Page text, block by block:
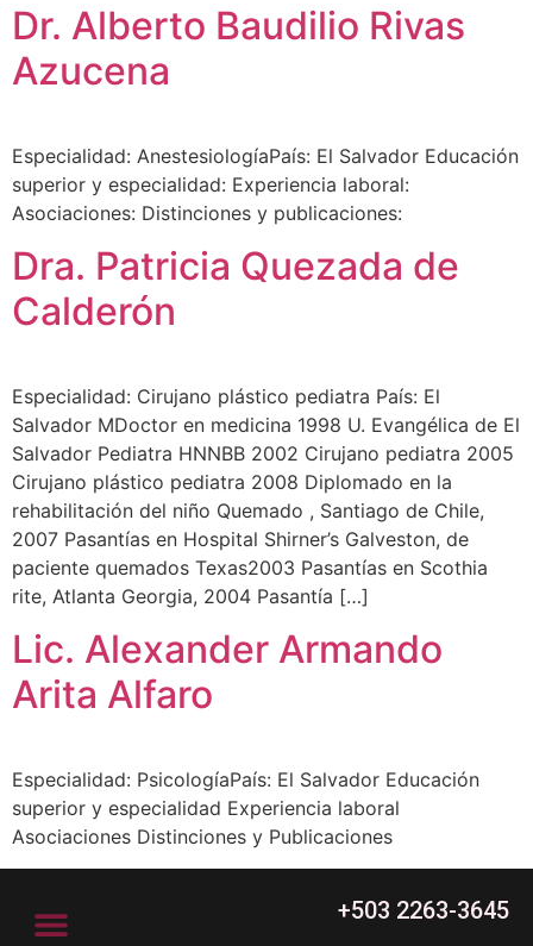
Dr. Alberto Baudilio Rivas
Azucena
Especialidad: AnestesiologíaPaís: El Salvador Educación
superior y especialidad: Experiencia laboral:
Asociaciones: Distinciones y publicaciones:
Dra. Patricia Quezada de
Calderón
Especialidad: Cirujano plástico pediatra País: El
Salvador MDoctor en medicina 1998 U. Evangélica de El
Salvador Pediatra HNNBB 2002 Cirujano pediatra 2005
Cirujano plástico pediatra 2008 Diplomado en la
rehabilitación del niño Quemado , Santiago de Chile,
2007 Pasantías en Hospital Shirner’s Galveston, de
paciente quemados Texas2003 Pasantías en Scothia
rite, Atlanta Georgia, 2004 Pasantía […]
Lic. Alexander Armando
Arita Alfaro
Especialidad: PsicologíaPaís: El Salvador Educación
superior y especialidad Experiencia laboral
Asociaciones Distinciones y Publicaciones
+503 2263-3645